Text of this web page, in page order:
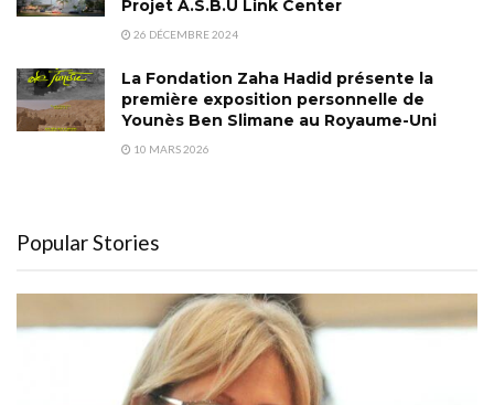
Projet A.S.B.U Link Center
26 DÉCEMBRE 2024
La Fondation Zaha Hadid présente la
première exposition personnelle de
Younès Ben Slimane au Royaume-Uni
10 MARS 2026
Popular Stories